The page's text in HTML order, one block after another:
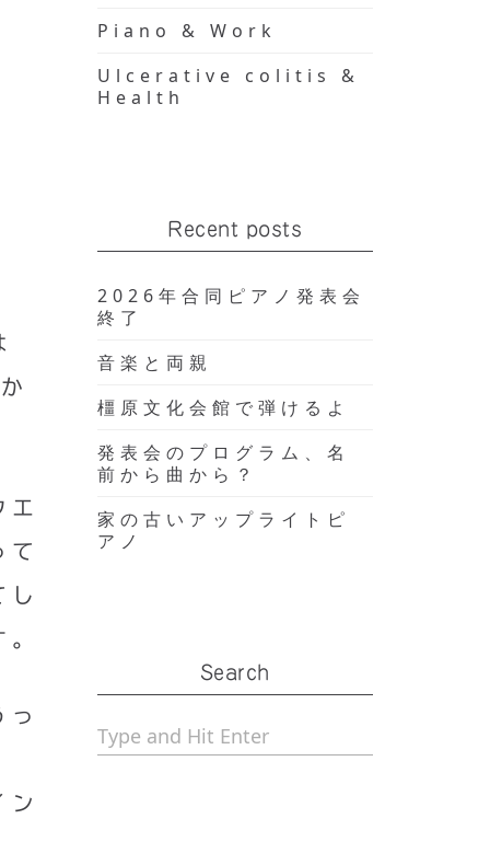
エ
て
し
ン
Piano & Work
Ulcerative colitis &
Health
Recent posts
2026年合同ピアノ発表会
終了
音楽と両親
橿原文化会館で弾けるよ
発表会のプログラム、名
前から曲から？
家の古いアップライトピ
アノ
Search